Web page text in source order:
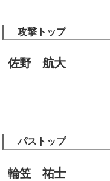
攻撃トップ
佐野 航大
パストップ
輪笠 祐士